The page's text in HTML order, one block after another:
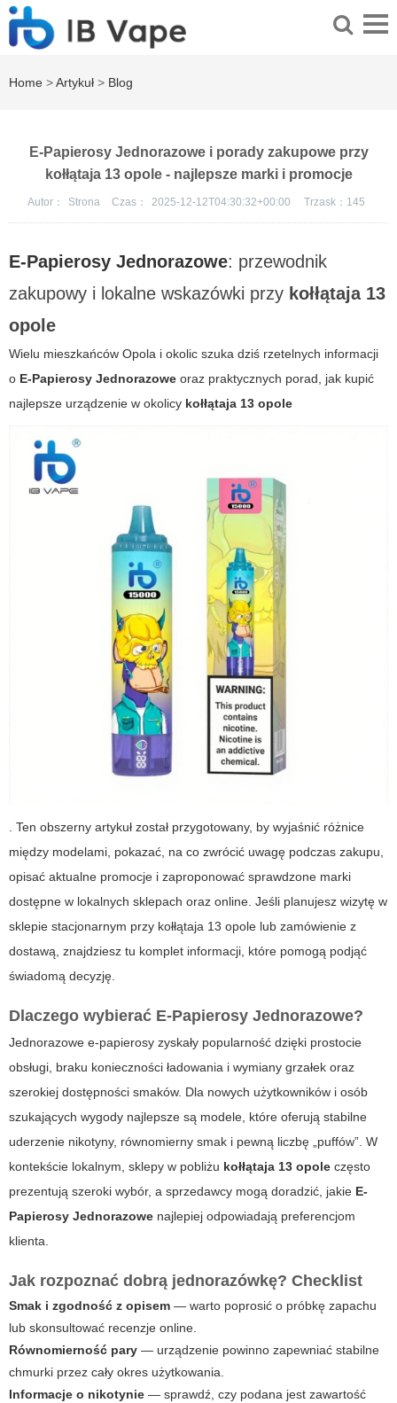
Home >Artykuł > Blog
E-Papierosy Jednorazowe i porady zakupowe przy
kołłątaja 13 opole - najlepsze marki i promocje
Autor： Strona Czas： 2025-12-12T04:30:32+00:00 Trzask： 145
E-Papierosy Jednorazowe: przewodnik
zakupowy i lokalne wskazówki przy kołłątaja 13
opole
Wielu mieszkańców Opola i okolic szuka dziś rzetelnych informacji
o E-Papierosy Jednorazowe oraz praktycznych porad, jak kupić
najlepsze urządzenie w okolicy kołłątaja 13 opole
. Ten obszerny artykuł został przygotowany, by wyjaśnić różnice
między modelami, pokazać, na co zwrócić uwagę podczas zakupu,
opisać aktualne promocje i zaproponować sprawdzone marki
dostępne w lokalnych sklepach oraz online. Jeśli planujesz wizytę w
sklepie stacjonarnym przy kołłątaja 13 opole lub zamówienie z
dostawą, znajdziesz tu komplet informacji, które pomogą podjąć
świadomą decyzję.
Dlaczego wybierać E-Papierosy Jednorazowe?
Jednorazowe e-papierosy zyskały popularność dzięki prostocie
obsługi, braku konieczności ładowania i wymiany grzałek oraz
szerokiej dostępności smaków. Dla nowych użytkowników i osób
szukających wygody najlepsze są modele, które oferują stabilne
uderzenie nikotyny, równomierny smak i pewną liczbę „puffów”. W
kontekście lokalnym, sklepy w pobliżu kołłątaja 13 opole często
prezentują szeroki wybór, a sprzedawcy mogą doradzić, jakie E-
Papierosy Jednorazowe najlepiej odpowiadają preferencjom
klienta.
Jak rozpoznać dobrą jednorazówkę? Checklist
Smak i zgodność z opisem — warto poprosić o próbkę zapachu
lub skonsultować recenzje online.
Równomierność pary — urządzenie powinno zapewniać stabilne
chmurki przez cały okres użytkowania.
Informacje o nikotynie — sprawdź, czy podana jest zawartość